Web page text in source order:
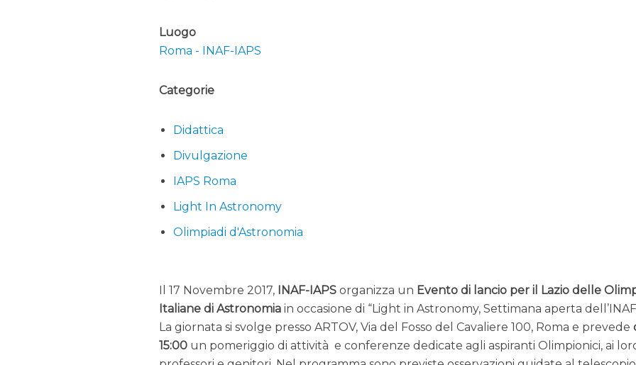
Luogo
Roma - INAF-IAPS
Categorie
Didattica
Divulgazione
IAPS Roma
Light In Astronomy
Olimpiadi d'Astronomia
Il 17 Novembre 2017, INAF-IAPS organizza un Evento di lancio per il Lazio delle
Italiane di Astronomia in occasione di “Light in Astronomy, Settimana aperta
La giornata si svolge presso ARTOV, Via del Fosso del Cavaliere 100, Roma e prevede
15:00 un pomeriggio di attività e conferenze dedicate agli aspiranti Olimpionici, ai